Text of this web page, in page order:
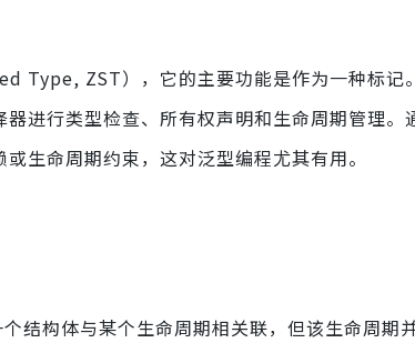
Type, ZST），它的主要功能是作为一种标记
进行类型检查、所有权声明和生命周期管理。
生命周期约束，这对泛型编程尤其有用。
结构体与某个生命周期相关联，但该生命周期